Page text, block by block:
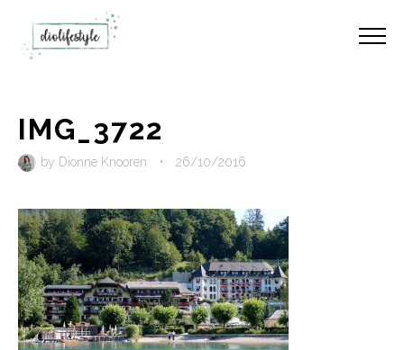
IMG_3722
by Dionne Knooren • 26/10/2016